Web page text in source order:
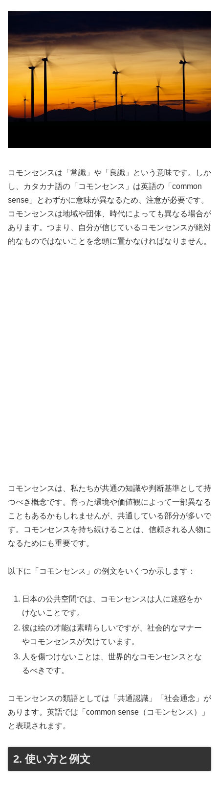
コモンセンスは「常識」や「良識」という意味です。しか
し、カタカナ語の「コモンセンス」は英語の「common
sense」とわずかに意味が異なるため、注意が必要です。
コモンセンスは地域や団体、時代によっても異なる場合が
あります。つまり、自分が信じているコモンセンスが絶対
的なものではないことを念頭に置かなければなりません。
コモンセンスは、私たちが共通の知識や判断基準として持
つべき概念です。育った環境や価値観によって一部異なる
こともあるかもしれませんが、共通している部分が多いで
す。コモンセンスを持ち続けることは、信頼される人物に
なるためにも重要です。
以下に「コモンセンス」の例文をいくつか示します：
日本の公共空間では、コモンセンスは人に迷惑をか
けないことです。
彼は絵の才能は素晴らしいですが、社会的なマナー
やコモンセンスが欠けています。
人を傷つけないことは、世界的なコモンセンスとな
るべきです。
コモンセンスの類語としては「共通認識」「社会通念」が
あります。英語では「common sense（コモンセンス）」
と表現されます。
2. 使い方と例文